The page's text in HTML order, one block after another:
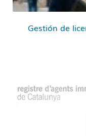
Gestión de